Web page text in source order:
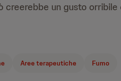
creerebbe un gusto orribile
Aree terapeutiche Fumo